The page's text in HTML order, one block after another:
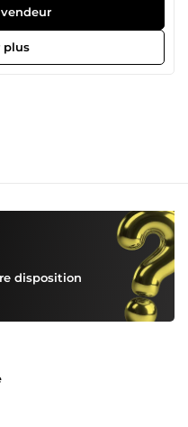
plus
disposition